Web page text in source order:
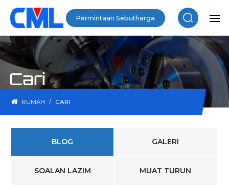
Permintaan Sebutharga
Cari
RUMAH / CARI
BLOG GALERI
SOALAN LAZIM MUAT TURUN